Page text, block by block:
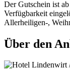
Der Gutschein ist
Verfügbarkeit
Allerheiligen-,
Über den